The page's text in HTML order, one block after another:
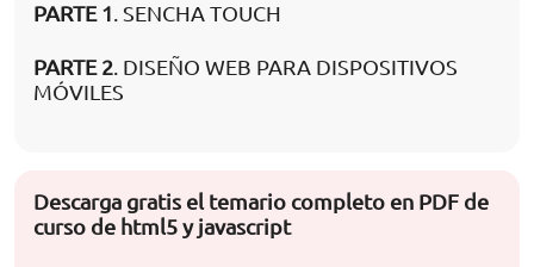
PARTE 1. SENCHA TOUCH
PARTE 2. DISEÑO WEB PARA DISPOSITIVOS
MÓVILES
Descarga gratis el temario completo en PDF de
curso de html5 y javascript